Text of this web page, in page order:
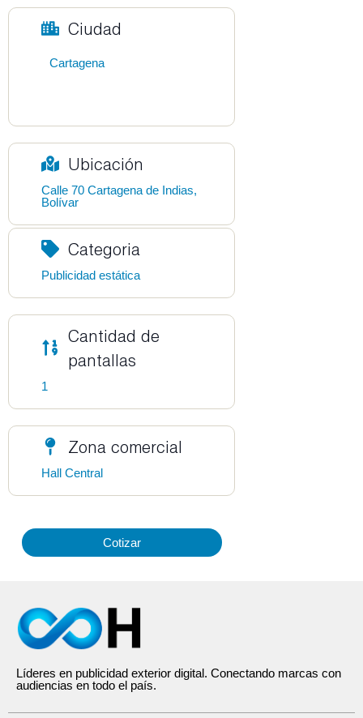
Ciudad
Cartagena
Ubicación
Calle 70 Cartagena de Indias,
Bolívar
Categoria
Publicidad estática
Cantidad de
pantallas
1
Zona comercial
Hall Central
Cotizar
Líderes en publicidad exterior digital. Conectando marcas con
audiencias en todo el país.